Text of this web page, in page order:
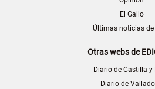
El Gallo
Últimas noticias de
Otras webs de
Diario de Castilla y
Diario de